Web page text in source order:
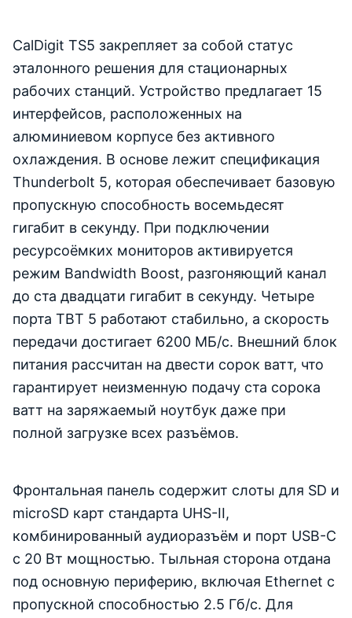
CalDigit TS5 закрепляет за собой статус
эталонного решения для стационарных
рабочих станций. Устройство предлагает 15
интерфейсов, расположенных на
алюминиевом корпусе без активного
охлаждения. В основе лежит спецификация
Thunderbolt 5, которая обеспечивает базовую
пропускную способность восемьдесят
гигабит в секунду. При подключении
ресурсоёмких мониторов активируется
режим Bandwidth Boost, разгоняющий канал
до ста двадцати гигабит в секунду. Четыре
порта TBT 5 работают стабильно, а скорость
передачи достигает 6200 МБ/с. Внешний блок
питания рассчитан на двести сорок ватт, что
гарантирует неизменную подачу ста сорока
ватт на заряжаемый ноутбук даже при
полной загрузке всех разъёмов.
Фронтальная панель содержит слоты для SD и
microSD карт стандарта UHS-II,
комбинированный аудиоразъём и порт USB-C
с 20 Вт мощностью. Тыльная сторона отдана
под основную периферию, включая Ethernet с
пропускной способностью 2.5 Гб/с. Для